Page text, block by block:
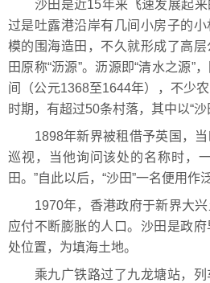
沙田是近15年来飞速发展起来
过是吐露港沿岸有几间小房子的
模的围海造田，不久就形成了高
田原称“沥源”。沥源即“清水之源”
间（公元1368至1644年），不少
时期，有超过50条村落，其中以“沙
1898年新界被租借予英国，当
巡视，当他询问该处的名称时，
田。”自此以后，“沙田”一名便用作
1970年，香港政府于新界大兴
应付不断膨胀的人口。沙田是政
处位置，为填海土地。
乘九广铁路过了九龙塘站，列